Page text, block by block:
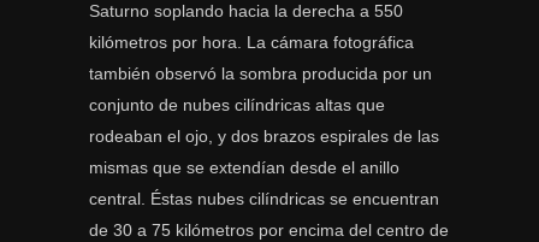
Saturno soplando hacia la derecha a 550
kilómetros por hora. La cámara fotográfica
también observó la sombra producida por un
conjunto de nubes cilíndricas altas que
rodeaban el ojo, y dos brazos espirales de las
mismas que se extendían desde el anillo
central. Éstas nubes cilíndricas se encuentran
de 30 a 75 kilómetros por encima del centro de